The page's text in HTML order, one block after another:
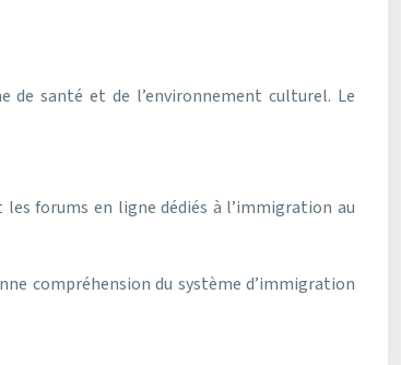
de santé et de l’environnement culturel. Le
forums en ligne dédiés à l’immigration au
compréhension du système d’immigration